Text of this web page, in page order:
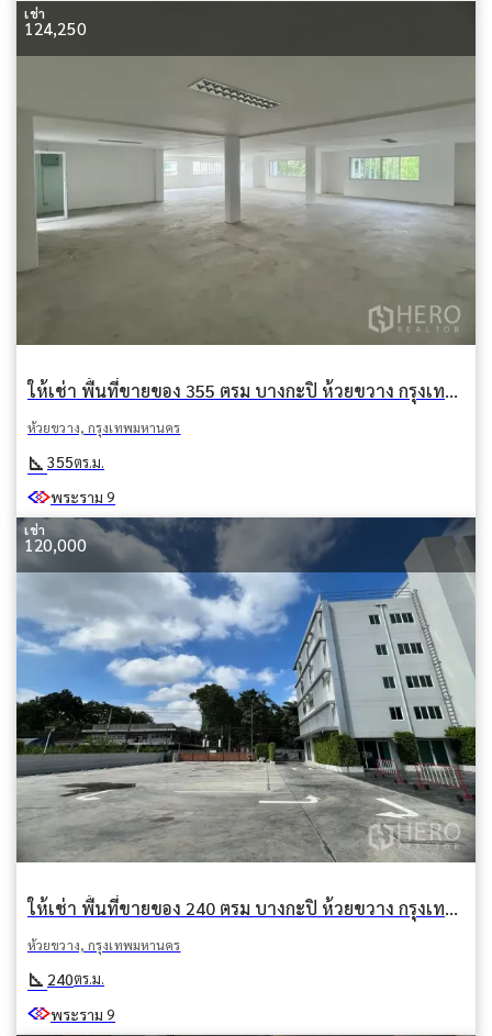
เช่า
124,250
ให้เช่า พื้นที่ขายของ 355 ตรม บางกะปิ ห้วยขวาง กรุงเทพมหานคร
ห้วยขวาง, กรุงเทพมหานคร
square_foot 355ตร.ม.
พระราม 9
เช่า
120,000
ให้เช่า พื้นที่ขายของ 240 ตรม บางกะปิ ห้วยขวาง กรุงเทพมหานคร
ห้วยขวาง, กรุงเทพมหานคร
square_foot 240ตร.ม.
พระราม 9